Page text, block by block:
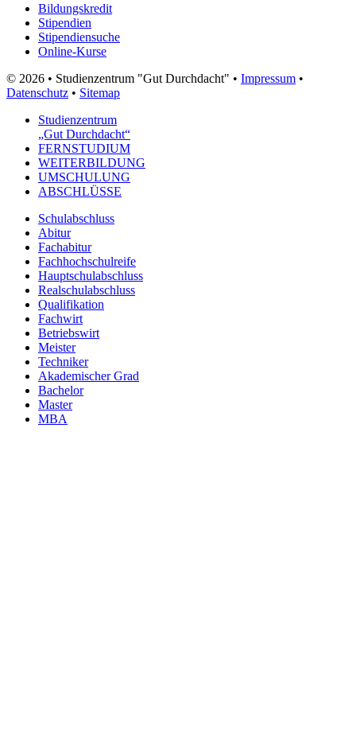
Bildungskredit
Stipendien
Stipendiensuche
Online-Kurse
© 2026 • Studienzentrum "Gut Durchdacht" • Impressum •
Datenschutz • Sitemap
Studienzentrum
„Gut Durchdacht“
FERNSTUDIUM
WEITERBILDUNG
UMSCHULUNG
ABSCHLÜSSE
Schulabschluss
Abitur
Fachabitur
Fachhochschulreife
Hauptschulabschluss
Realschulabschluss
Qualifikation
Fachwirt
Betriebswirt
Meister
Techniker
Akademischer Grad
Bachelor
Master
MBA